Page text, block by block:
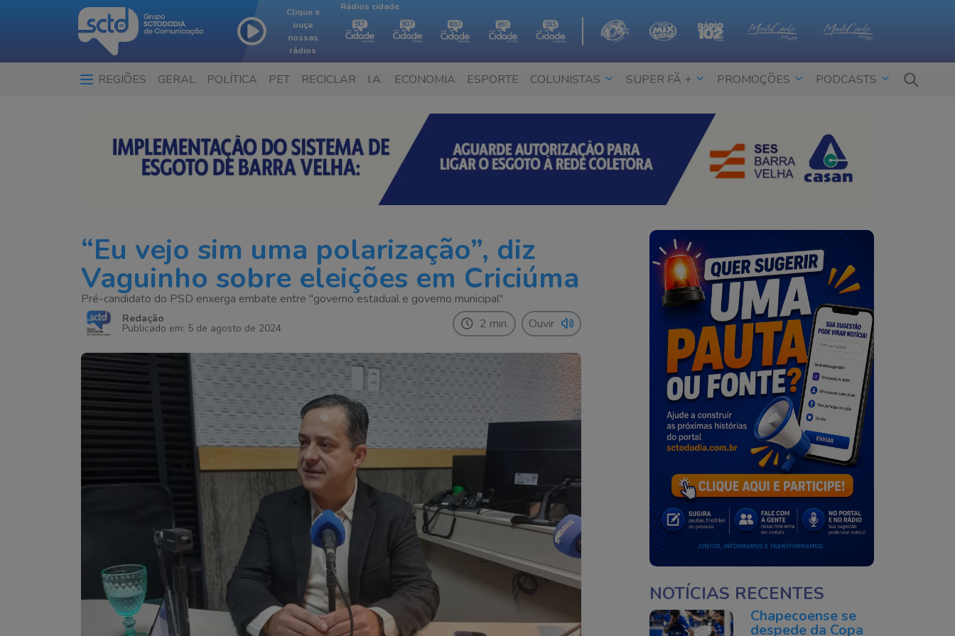
Clique e
ouça
nossas
rádios
Rádios cidade
REGIÕES GERAL POLÍTICA PET RECICLAR I.A. ECONOMIA ESPORTE COLUNISTAS SUPER FÃ + PROMOÇÕES PODCASTS
“Eu vejo sim uma polarização”, diz
Vaguinho sobre eleições em Criciúma
Pré-candidato do PSD enxerga embate entre "governo estadual e governo municipal"
Redação
Publicado em: 5 de agosto de 2024 2 min. Ouvir
NOTÍCIAS RECENTES
Chapecoense se
despede da Copa